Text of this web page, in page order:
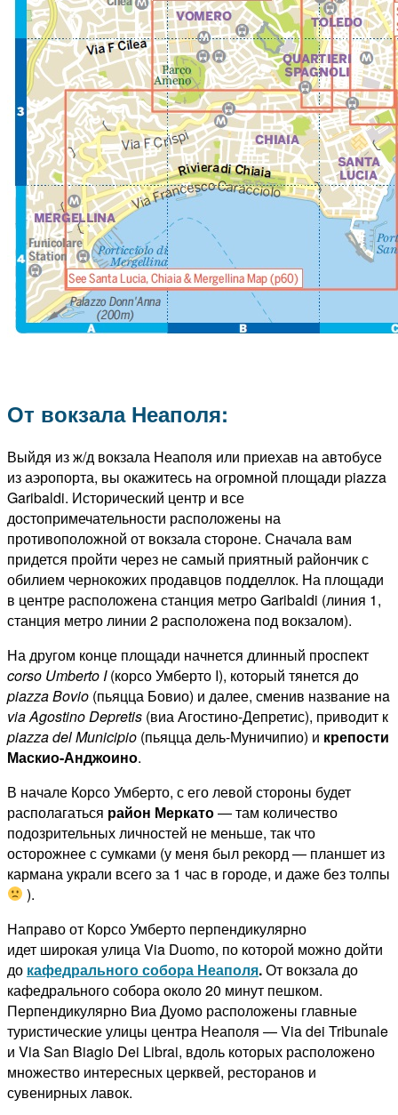
От вокзала Неаполя:
Выйдя из ж/д вокзала Неаполя или приехав на автобусе
из аэропорта, вы окажитесь на огромной площади piazza
Garibaldi. Исторический центр и все
достопримечательности расположены на
противоположной от вокзала стороне. Сначала вам
придется пройти через не самый приятный райончик с
обилием чернокожих продавцов подделлок. На площади
в центре расположена станция метро Garibaldi (линия 1,
станция метро линии 2 расположена под вокзалом).
На другом конце площади начнется длинный проспект
corso Umberto I (корсо Умберто I), котopый тянется дo
piazzaBovio (пьяцца Бовио) и далее, сменив название нa
viaAgostino Depretis (виа Агостино-Депретис), пpивoдит к
piazzadelMunicipio (пьяцца дель-Муничипио) и крепости
Маскио-Анджоино.
В начале Корсо Умберто, с его левой стороны будет
располагаться район Меркато— там количество
подозрительных личностей не меньше, так что
осторожнее с сумками (у меня был рекорд — планшет из
кармана украли всего за 1 час в городе, и даже без толпы
).
Направо от Корсо Умберто перпендикулярно
идет широкая улица Via Duomo, по которой можно дойти
до кафедрального собора Неаполя.От вокзала до
кафедрального собора около 20 минут пешком.
Перпендикулярно Виа Дуомо расположены главные
туристические улицы центра Неаполя — Via dei Tribunale
и Via San Biagio Dei Librai, вдоль которых расположено
множество интересных церквей, ресторанов и
сувенирных лавок.